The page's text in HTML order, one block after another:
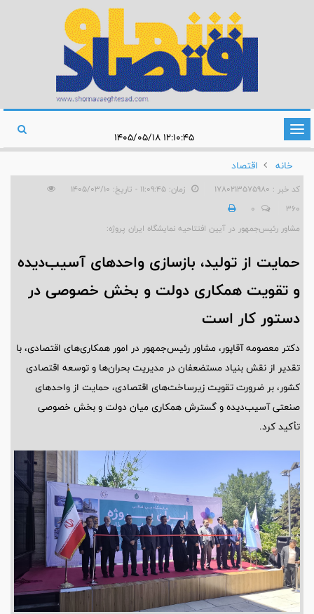
تغییر
وضعیت
ناوبری
۱۲:۱۰:۴۵ ۱۴۰۵/۰۵/۱۸
خانه
اقتصاد
کد خبر : 1780213575980
زمان: ۱۱:۰۹:۴۵ - تاریخ: ۱۴۰۵/۰۳/۱۰
360
0
مشاور رئیس‌جمهور در آیین افتتاحیه نمایشگاه ایران پروژه:
حمایت از تولید، بازسازی واحدهای آسیب‌دیده
و تقویت همکاری دولت و بخش خصوصی در
دستور کار است
دکتر معصومه آقاپور، مشاور رئیس‌جمهور در امور همکاری‌های اقتصادی، با
تقدیر از نقش بنیاد مستضعفان در مدیریت بحران‌ها و توسعه اقتصادی
کشور، بر ضرورت تقویت زیرساخت‌های اقتصادی، حمایت از واحدهای
صنعتی آسیب‌دیده و گسترش همکاری میان دولت و بخش خصوصی
تأکید کرد.